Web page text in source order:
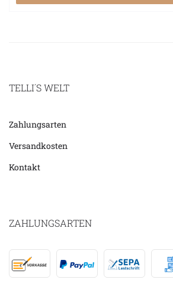
TELLI´S WELT
Zahlungsarten
Versandkosten
Kontakt
ZAHLUNGSARTEN